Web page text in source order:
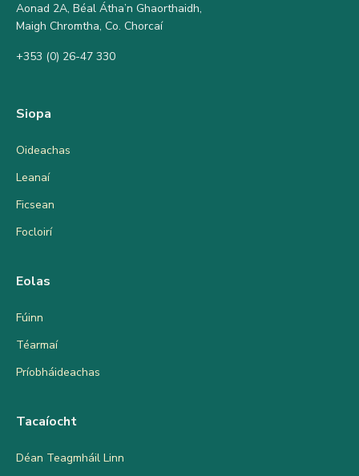
Aonad 2A, Béal Átha’n Ghaorthaidh,
Maigh Chromtha, Co. Chorcaí
+353 (0) 26-47 330
Siopa
Oideachas
Leanaí
Ficsean
Focloirí
Eolas
Fúinn
Téarmaí
Príobháideachas
Tacaíocht
Déan Teagmháil Linn